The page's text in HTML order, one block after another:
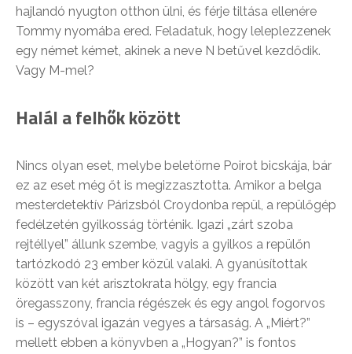
hajlandó nyugton otthon ülni, és férje tiltása ellenére
Tommy nyomába ered. Feladatuk, hogy leleplezzenek
egy német kémet, akinek a neve N betűvel kezdődik.
Vagy M-mel?
Halál a felhők között
Nincs olyan eset, melybe beletörne Poirot bicskája, bár
ez az eset még őt is megizzasztotta. Amikor a belga
mesterdetektív Párizsból Croydonba repül, a repülőgép
fedélzetén gyilkosság történik. Igazi „zárt szoba
rejtéllyel” állunk szembe, vagyis a gyilkos a repülőn
tartózkodó 23 ember közül valaki. A gyanúsítottak
között van két arisztokrata hölgy, egy francia
öregasszony, francia régészek és egy angol fogorvos
is – egyszóval igazán vegyes a társaság. A „Miért?”
mellett ebben a könyvben a „Hogyan?” is fontos